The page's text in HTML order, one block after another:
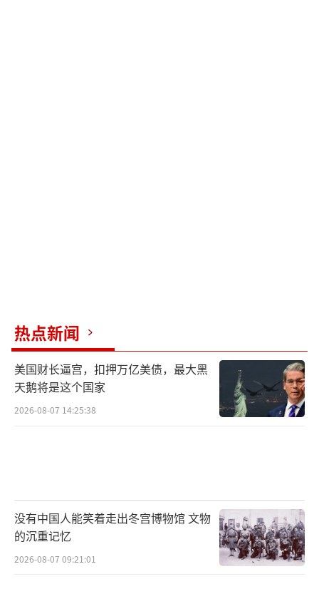
热点新闻
美国财长逼宫，扣押万亿美债，最大黑
天鹅将是这个国家
2026-08-07 14:25:38
没有中国人能笑着走出冬宫博物馆 文物
的沉重记忆
2026-08-07 09:21:01